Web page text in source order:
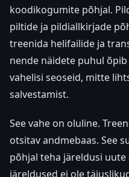
koodikogumite põhjal.
piltide ja pildiallkirjade
treenida helifailide ja
nende näidete puhul
vahelisi seoseid, mitte
salvestamist.
See vahe on oluline.
otsitav andmebaas. See
põhjal teha järeldusi
järeldused ei ole